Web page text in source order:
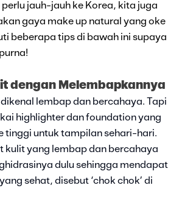
jauh-jauh ke Korea, kita juga
gaya make up natural yang oke
beberapa tips di bawah ini supaya
dengan Melembapkannya
lembap dan bercahaya. Tapi
highlighter dan foundation yang
tinggi untuk tampilan sehari-hari.
kulit yang lembap dan bercahaya
dulu sehingga mendapat
sehat, disebut ‘chok chok’ di